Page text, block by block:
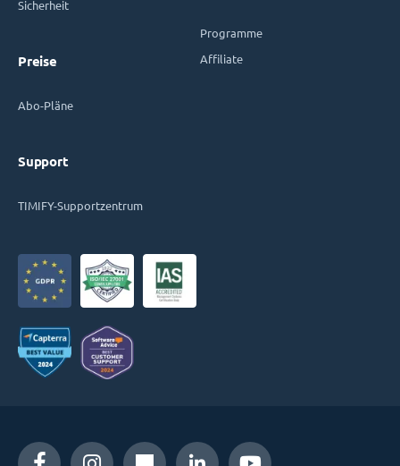
Sicherheit
Preise
Abo-Pläne
Support
TIMIFY-Supportzentrum
Programme
Affiliate